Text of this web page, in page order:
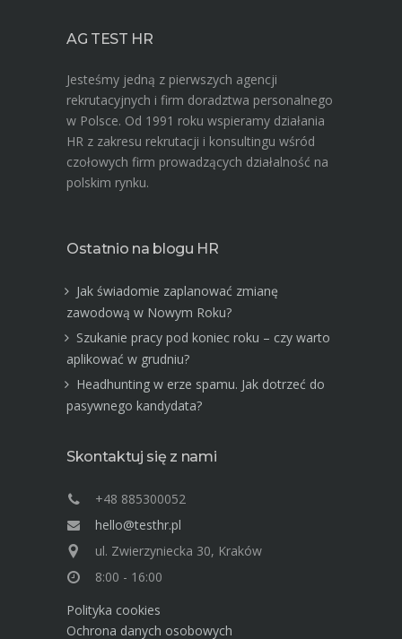
AG TEST HR
Jesteśmy jedną z pierwszych agencji
rekrutacyjnych i firm doradztwa personalnego
w Polsce. Od 1991 roku wspieramy działania
HR z zakresu rekrutacji i konsultingu wśród
czołowych firm prowadzących działalność na
polskim rynku.
Ostatnio na blogu HR
Jak świadomie zaplanować zmianę
zawodową w Nowym Roku?
Szukanie pracy pod koniec roku – czy warto
aplikować w grudniu?
Headhunting w erze spamu. Jak dotrzeć do
pasywnego kandydata?
Skontaktuj się z nami
+48 885300052
hello@testhr.pl
ul. Zwierzyniecka 30, Kraków
8:00 - 16:00
Polityka cookies
Ochrona danych osobowych